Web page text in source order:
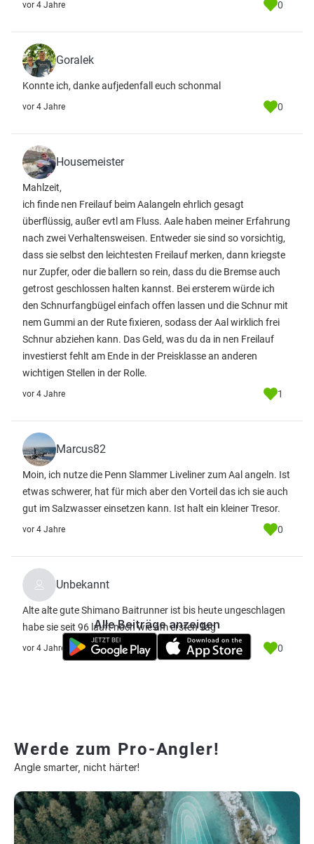
vor 4 Jahre 0
Goralek
Konnte ich, danke aufjedenfall euch schonmal
vor 4 Jahre 0
Housemeister
Mahlzeit,
ich finde nen Freilauf beim Aalangeln ehrlich gesagt
überflüssig, außer evtl am Fluss. Aale haben meiner Erfahrung
nach zwei Verhaltensweisen. Entweder sie sind so vorsichtig,
dass sie selbst den leichtesten Freilauf merken, dann kriegste
nur Zupfer, oder die ballern so rein, dass du die Bremse auch
getrost geschlossen halten kannst. Bei ersterem würde ich
den Schnurfangbügel einfach offen lassen und die Schnur mit
nem Gummi an der Rute fixieren, sodass der Aal wirklich frei
Schnur abziehen kann. Das Geld, was du da in nen Freilauf
investierst fehlt am Ende in der Preisklasse an anderen
wichtigen Stellen in der Rolle.
vor 4 Jahre 1
Marcus82
Moin, ich nutze die Penn Slammer Liveliner zum Aal angeln. Ist
etwas schwerer, hat für mich aber den Vorteil das ich sie auch
gut im Salzwasser einsetzen kann. Ist halt ein kleiner Tresor.
vor 4 Jahre 0
Unbekannt
Alte alte gute Shimano Baitrunner ist bis heute ungeschlagen
habe sie seit 96 lauft noch wie am ersten Tag
vor 4 Jahre 0
Alle Beiträge anzeigen
Werde zum Pro-Angler!
Angle smarter, nicht härter!